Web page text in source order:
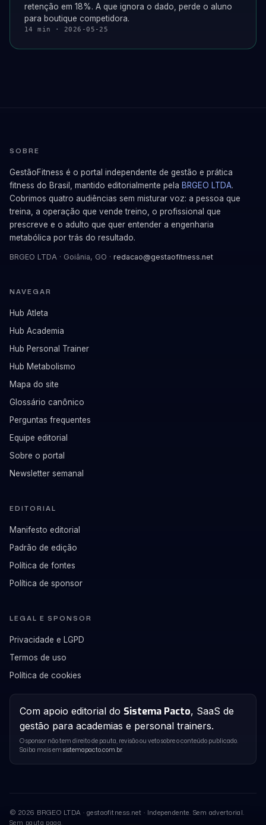
retenção em 18%. A que ignora o dado, perde o aluno
para boutique competidora.
14 min · 2026-05-25
SOBRE
GestãoFitness é o portal independente de gestão e prática
fitness do Brasil, mantido editorialmente pela BRGEO LTDA.
Cobrimos quatro audiências sem misturar voz: a pessoa que
treina, a operação que vende treino, o profissional que
prescreve e o adulto que quer entender a engenharia
metabólica por trás do resultado.
BRGEO LTDA · Goiânia, GO · redacao@gestaofitness.net
NAVEGAR
Hub Atleta
Hub Academia
Hub Personal Trainer
Hub Metabolismo
Mapa do site
Glossário canônico
Perguntas frequentes
Equipe editorial
Sobre o portal
Newsletter semanal
EDITORIAL
Manifesto editorial
Padrão de edição
Política de fontes
Política de sponsor
LEGAL E SPONSOR
Privacidade e LGPD
Termos de uso
Política de cookies
Com apoio editorial do Sistema Pacto, SaaS de
gestão para academias e personal trainers.
O sponsor não tem direito de pauta, revisão ou veto sobre o conteúdo publicado.
Saiba mais em sistemapacto.com.br.
© 2026 BRGEO LTDA · gestaofitness.net · Independente. Sem advertorial.
Sem pauta paga.